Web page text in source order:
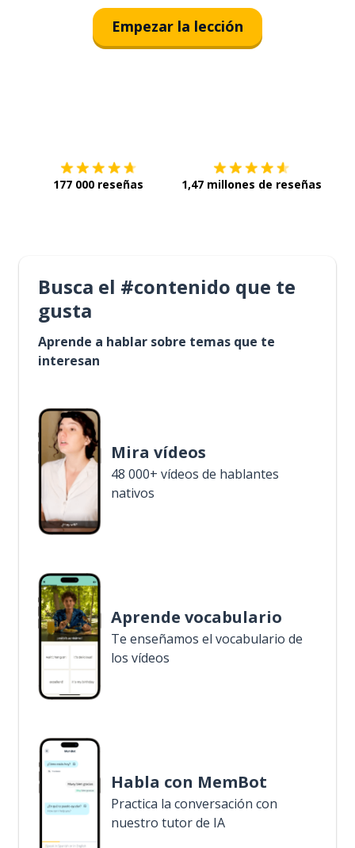
Empezar la lección
177 000 reseñas 1,47 millones de reseñas
Busca el #contenido que te
gusta
Aprende a hablar sobre temas que te
interesan
Mira vídeos
48 000+ vídeos de hablantes
nativos
Aprende vocabulario
Te enseñamos el vocabulario de
los vídeos
Habla con MemBot
Practica la conversación con
nuestro tutor de IA